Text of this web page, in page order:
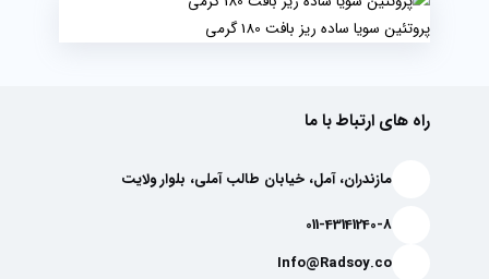
پروتئین سویا ساده ریز بافت 180 گرمی
راه های ارتباط با ما
مازندران، آمل، خیابان طالب آملی، بلوار ولایت
011-43141240-8
Info@Radsoy.co